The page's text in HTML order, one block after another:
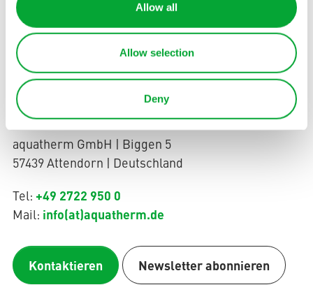
Allow all
Allow selection
Deny
VORTEILE BEI WÄRME- UND KÄLTENETZE
Deutschland
aquatherm GmbH | Biggen 5
57439 Attendorn | Deutschland
Tel: +49 2722 950 0
Mail: info(at)aquatherm.de
Kontaktieren Newsletter abonnieren